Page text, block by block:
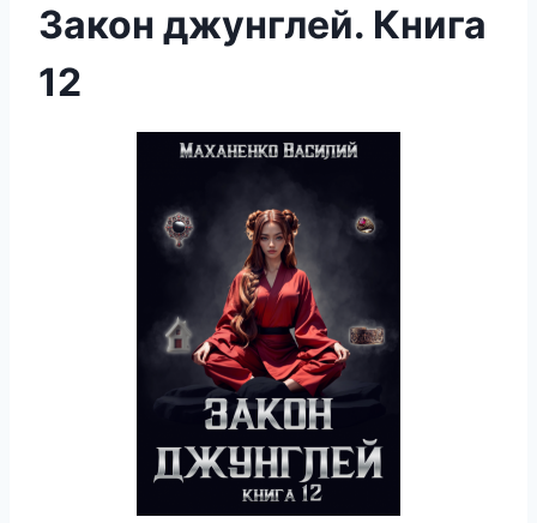
Закон джунглей. Книга
12